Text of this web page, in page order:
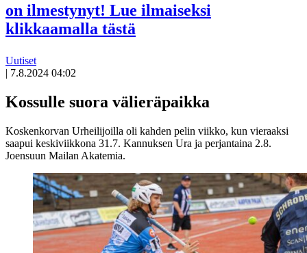
on ilmestynyt! Lue ilmaiseksi
klikkaamalla tästä
Uutiset
| 7.8.2024 04:02
Kossulle suora välieräpaikka
Koskenkorvan Urheilijoilla oli kahden pelin viikko, kun vieraaksi
saapui keskiviikkona 31.7. Kannuksen Ura ja perjantaina 2.8.
Joensuun Mailan Akatemia.